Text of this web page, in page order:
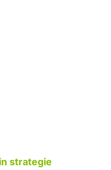
strategie